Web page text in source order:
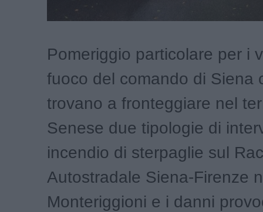
Pomeriggio particolare per i
fuoco del comando di Siena
trovano a fronteggiare nel
Senese due tipologie di
incendio di sterpaglie sul
Autostradale Siena-Firenze
Monteriggioni e i danni